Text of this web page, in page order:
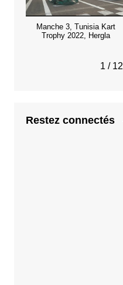
Manche 3, Tunisia Kart
Trophy 2022, Hergla
1 / 12
Restez connectés